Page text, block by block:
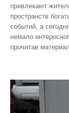
привлекают
пространств
событий, а
немало
прочитав